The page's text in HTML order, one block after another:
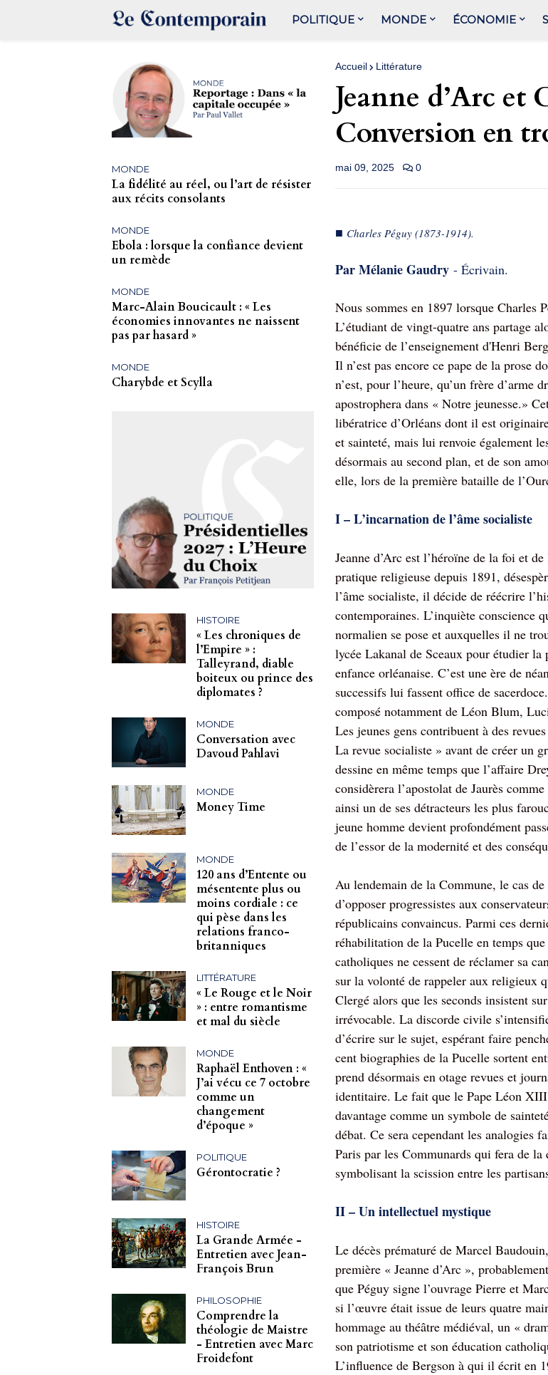
POLITIQUE MONDE ÉCONOMIE
Accueil Littérature
Jeanne d’Arc et
Conversion en
mai 09, 2025 0
■ Charles Péguy (1873-1914).
Par Mélanie Gaudry- Écrivain.
Nous sommes en 1897 lorsque Charles
L’étudiant de vingt-quatre ans partage
bénéficie de l’enseignement d'Henri
Il n’est pas encore ce pape de la prose
n’est, pour l’heure, qu’un frère d’arme
apostrophera dans « Notre jeunesse.»
libératrice d’Orléans dont il est
et sainteté, mais lui renvoie également
désormais au second plan, et de son
elle, lors de la première bataille de
I – L’incarnation de l’âme socialiste
Jeanne d’Arc est l’héroïne de la foi et
pratique religieuse depuis 1891,
l’âme socialiste, il décide de réécrire
contemporaines. L’inquiète conscience
normalien se pose et auxquelles il ne
lycée Lakanal de Sceaux pour étudier
enfance orléanaise. C’est une ère de
successifs lui fassent office de
composé notamment de Léon Blum,
Les jeunes gens contribuent à des
La revue socialiste » avant de créer un
dessine en même temps que l’affaire
considèrera l’apostolat de Jaurès
ainsi un de ses détracteurs les plus
jeune homme devient profondément
de l’essor de la modernité et des
Au lendemain de la Commune, le cas
d’opposer progressistes aux
républicains convaincus. Parmi ces
réhabilitation de la Pucelle en temps
catholiques ne cessent de réclamer sa
sur la volonté de rappeler aux religieux
Clergé alors que les seconds insistent
irrévocable. La discorde civile
d’écrire sur le sujet, espérant faire
cent biographies de la Pucelle sortent
prend désormais en otage revues et
identitaire. Le fait que le Pape Léon
davantage comme un symbole de
débat. Ce sera cependant les analogies
Paris par les Communards qui fera de
symbolisant la scission entre les
II – Un intellectuel mystique
Le décès prématuré de Marcel
première « Jeanne d’Arc »,
que Péguy signe l’ouvrage Pierre et
si l’œuvre était issue de leurs quatre
hommage au théâtre médiéval, un «
son patriotisme et son éducation
L’influence de Bergson à qui il écrit en
MONDE
La fidélité au réel, ou l’art de résister
aux récits consolants
MONDE
Ebola : lorsque la confiance devient
un remède
MONDE
Marc-Alain Boucicault : « Les
économies innovantes ne naissent
pas par hasard »
MONDE
Charybde et Scylla
HISTOIRE
« Les chroniques de
l’Empire » :
Talleyrand, diable
boiteux ou prince des
diplomates ?
MONDE
Conversation avec
Davoud Pahlavi
MONDE
Money Time
MONDE
120 ans d’Entente ou
mésentente plus ou
moins cordiale : ce
qui pèse dans les
relations franco-
britanniques
LITTÉRATURE
« Le Rouge et le Noir
» : entre romantisme
et mal du siècle
MONDE
Raphaël Enthoven : «
J’ai vécu ce 7 octobre
comme un
changement
d’époque »
POLITIQUE
Gérontocratie ?
HISTOIRE
La Grande Armée -
Entretien avec Jean-
François Brun
PHILOSOPHIE
Comprendre la
théologie de Maistre
- Entretien avec Marc
Froidefont